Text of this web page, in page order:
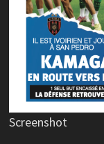
Screenshot